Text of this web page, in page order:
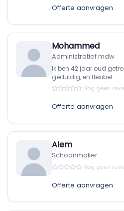
Offerte aanvragen
Mohammed
Administratief mdw
Ik ben 42 jaar oud
geduldig, en flexibel.
Nog geen
Offerte aanvragen
Alem
Schoonmaker
Nog geen
Offerte aanvragen